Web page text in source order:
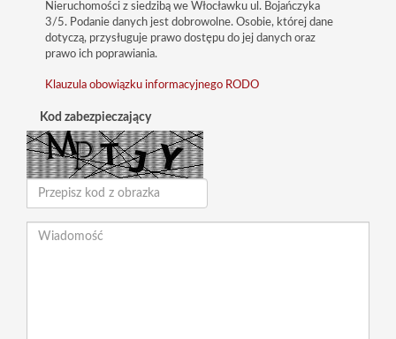
Nieruchomości z siedzibą we Włocławku ul. Bojańczyka
3/5. Podanie danych jest dobrowolne. Osobie, której dane
dotyczą, przysługuje prawo dostępu do jej danych oraz
prawo ich poprawiania.
Klauzula obowiązku informacyjnego RODO
Kod zabezpieczający